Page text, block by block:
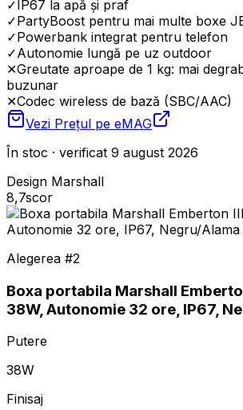
✓IP67 la apă și praf
✓PartyBoost pentru mai multe boxe
✓Powerbank integrat pentru telefon
✓Autonomie lungă pe uz outdoor
✕Greutate aproape de 1 kg: mai
buzunar
✕Codec wireless de bază (SBC/AAC)
Vezi Prețul pe eMAG
În stoc · verificat 9 august 2026
Design Marshall
8,7scor
Alegerea #2
Boxa portabila Marshall
38W, Autonomie 32 ore, IP67,
Putere
38W
Finisaj